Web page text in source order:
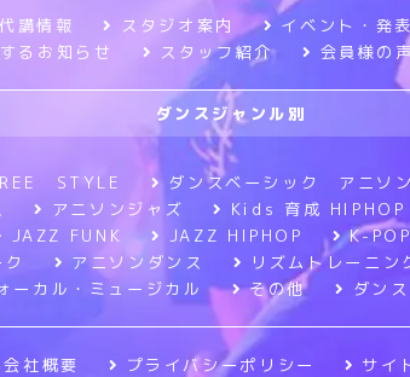
講情報 スタジオ案内 イベント・発
るお知らせ
スタッフ紹介 会員様の声
ダンスジャンル別
STYLE ダンスベーシック アニソ
アニソンジャズ Kids 育成 HIPHOP
JAZZ FUNK JAZZ HIPHOP K-
アニソンダンス リズムトレーニン
ーカル・ミュージカル
その他 ダン
会社概要 プライバシーポリシー サイ